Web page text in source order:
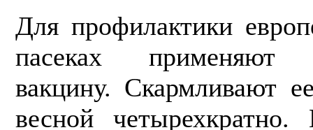
Для профилактики
пасеках применяют
вакцину. Скармливают
весной